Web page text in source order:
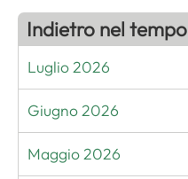
Indietro nel tempo
Luglio 2026
Giugno 2026
Maggio 2026